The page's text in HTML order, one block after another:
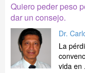
Quiero peder peso
dar un consejo.
Dr.
La
vida en